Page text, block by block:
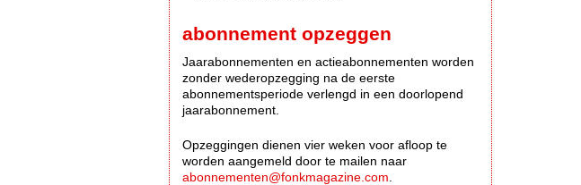
abonnement opzeggen
Jaarabonnementen en actieabonnementen worden
zonder wederopzegging na de eerste
abonnementsperiode verlengd in een doorlopend
jaarabonnement.
Opzeggingen dienen vier weken voor afloop te
worden aangemeld door te mailen naar
abonnementen@fonkmagazine.com